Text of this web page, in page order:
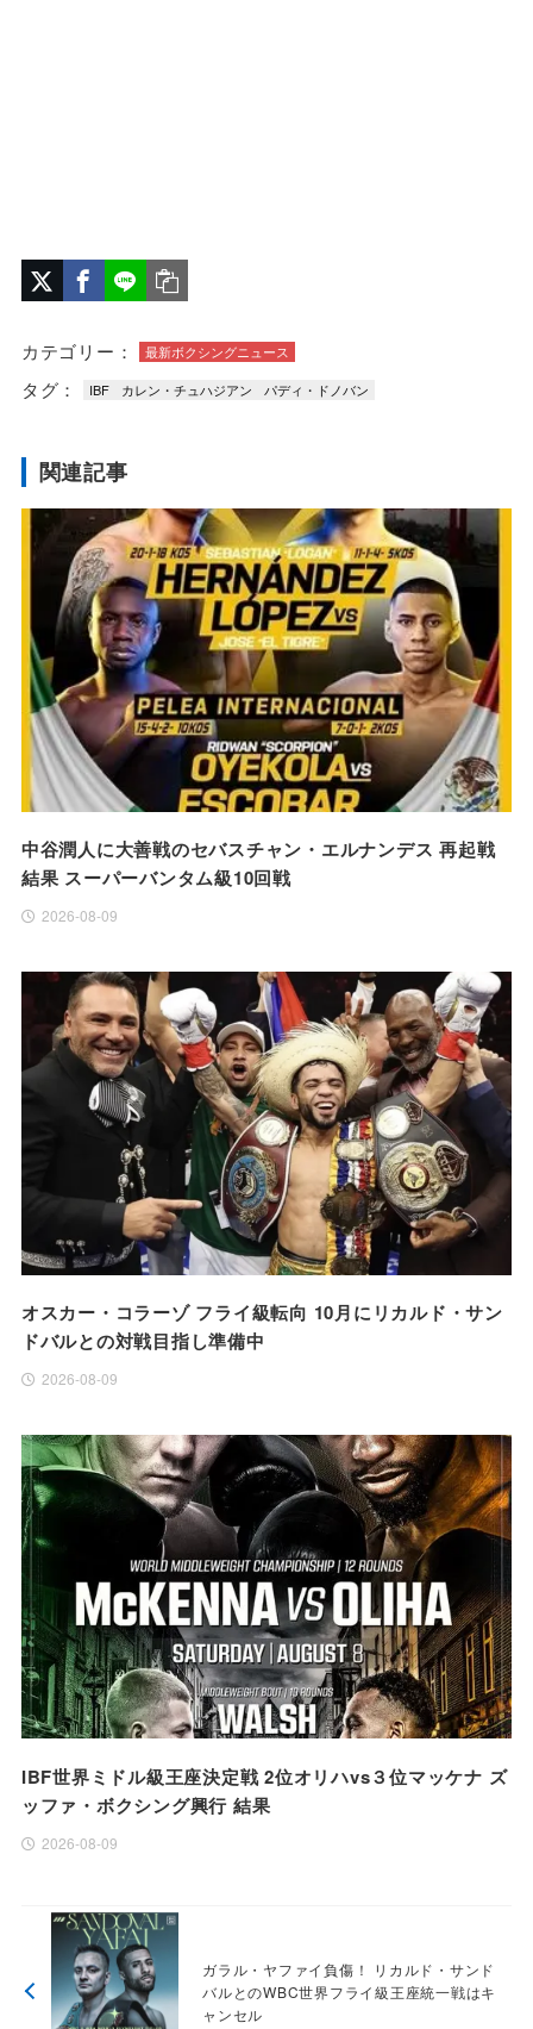
カテゴリー： 最新ボクシングニュース
タグ： IBF カレン・チュハジアン パディ・ドノバン
関連記事
中谷潤人に大善戦のセバスチャン・エルナンデス 再起戦
結果 スーパーバンタム級10回戦
2026-08-09
オスカー・コラーゾ フライ級転向 10月にリカルド・サン
ドバルとの対戦目指し準備中
2026-08-09
IBF世界ミドル級王座決定戦 2位オリハvs３位マッケナ ズ
ッファ・ボクシング興行 結果
2026-08-09
ガラル・ヤファイ負傷！ リカルド・サンド
バルとのWBC世界フライ級王座統一戦はキ
ャンセル